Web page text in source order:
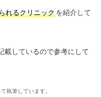
れるクリニックを紹介して
載しているので参考にして
執筆しています。